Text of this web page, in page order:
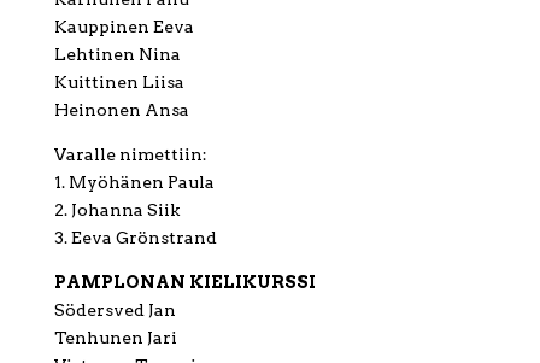
Kauppinen Eeva
Lehtinen Nina
Kuittinen Liisa
Heinonen Ansa
Varalle nimettiin:
1. Myöhänen Paula
2. Johanna Siik
3. Eeva Grönstrand
PAMPLONAN KIELIKURSSI
Södersved Jan
Tenhunen Jari